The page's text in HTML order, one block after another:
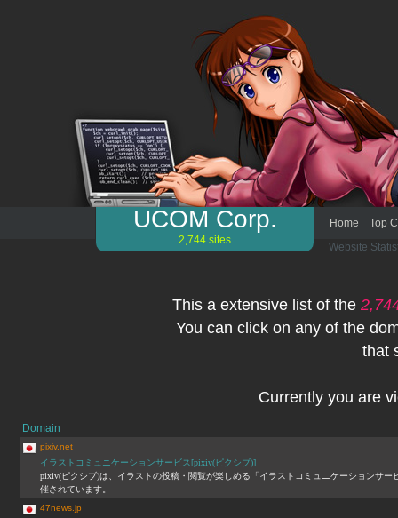
Home Top
UCOM Corp.
2,744 sites
Website
This a extensive list of the
You can click on any of the
that
Currently you are
Domain
pixiv.net
イラストコミュニケーションサービス[pixiv(ピクシブ)]
pixiv(ピクシブ)は、イラストの投稿・閲覧が楽しめる「イラストコミュニケーションサ
催されています。
47news.jp